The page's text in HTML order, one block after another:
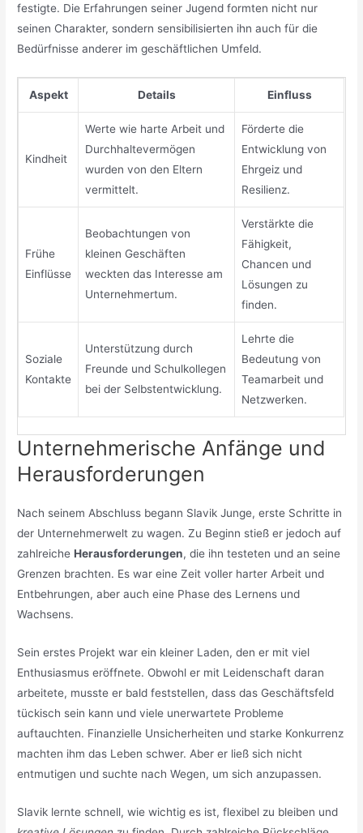
festigte. Die Erfahrungen seiner Jugend formten nicht nur
seinen Charakter, sondern sensibilisierten ihn auch für die
Bedürfnisse anderer im geschäftlichen Umfeld.
Aspekt Details Einfluss
Kindheit
Werte wie harte Arbeit und
Durchhaltevermögen
wurden von den Eltern
vermittelt.
Förderte die
Entwicklung von
Ehrgeiz und
Resilienz.
Frühe
Einflüsse
Beobachtungen von
kleinen Geschäften
weckten das Interesse am
Unternehmertum.
Verstärkte die
Fähigkeit,
Chancen und
Lösungen zu
finden.
Soziale
Kontakte
Unterstützung durch
Freunde und Schulkollegen
bei der Selbstentwicklung.
Lehrte die
Bedeutung von
Teamarbeit und
Netzwerken.
Unternehmerische Anfänge und
Herausforderungen
Nach seinem Abschluss begann Slavik Junge, erste Schritte in
der Unternehmerwelt zu wagen. Zu Beginn stieß er jedoch auf
zahlreicheHerausforderungen, die ihn testeten und an seine
Grenzen brachten. Es war eine Zeit voller harter Arbeit und
Entbehrungen, aber auch eine Phase des Lernens und
Wachsens.
Sein erstes Projekt war ein kleiner Laden, den er mit viel
Enthusiasmus eröffnete. Obwohl er mit Leidenschaft daran
arbeitete, musste er bald feststellen, dass das Geschäftsfeld
tückisch sein kann und viele unerwartete Probleme
auftauchten. Finanzielle Unsicherheiten und starke Konkurrenz
machten ihm das Leben schwer. Aber er ließ sich nicht
entmutigen und suchte nach Wegen, um sich anzupassen.
Slavik lernte schnell, wie wichtig es ist, flexibel zu bleiben und